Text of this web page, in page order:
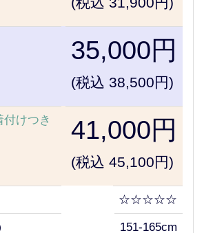
35,000円
(税込 38,500円)
けつき 41,000円
(税込 45,100円)
☆☆☆☆☆
151-165cm